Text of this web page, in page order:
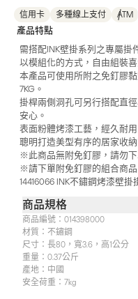
信用卡 多種線上支付 ATM
產品特點
需搭配INK壁掛系列之專屬掛
以模組化的方式，自由組裝
本產品可使用所附之免釘膠
7KG。
掛桿兩側洞孔可另行搭配直
安心。
表面粉體烤漆工藝，經久耐
聰明打造美型有序的居家收納
※此商品無附免釘膠，請勿下
※請下單附免釘膠的組合商品
14416066 INK不鏽鋼烤漆壁
商品規格
商品編號： 014398000
材質： 不鏽鋼
尺寸： 長80，寬3.6，高1公分
重量： 0.37公斤
產地： 中國
安全荷重：7kg